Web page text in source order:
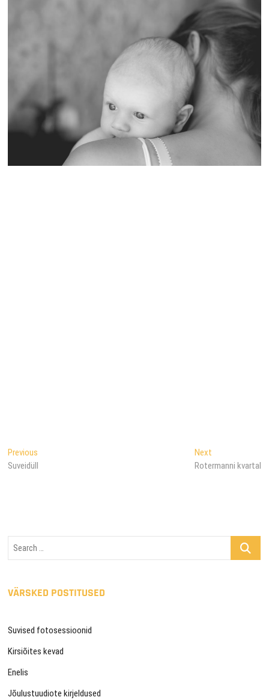
Navigeerimine
Previous
post:
Suveidüll
NextNext
post:
Rotermanni kvartal
Search
VÄRSKED POSTITUSED
Suvised fotosessioonid
Kirsiõites kevad
Enelis
Jõulustuudiote kirjeldused